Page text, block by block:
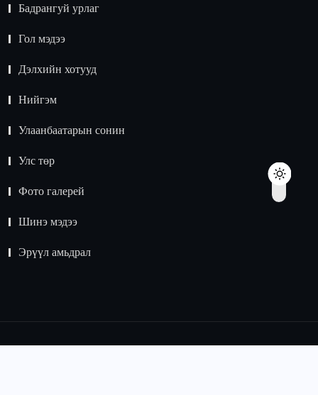
Бадрангуй урлаг
Гол мэдээ
Дэлхийн хотууд
Нийгэм
Улаанбаатарын сонин
Улс төр
Фото галерей
Шинэ мэдээ
Эрүүл амьдрал